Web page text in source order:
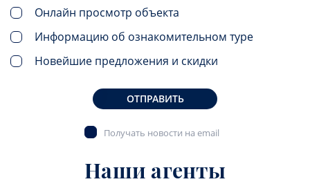
Онлайн просмотр объекта
Информацию об ознакомительном туре
Новейшие предложения и скидки
ОТПРАВИТЬ
Получать новости на email
Наши агенты